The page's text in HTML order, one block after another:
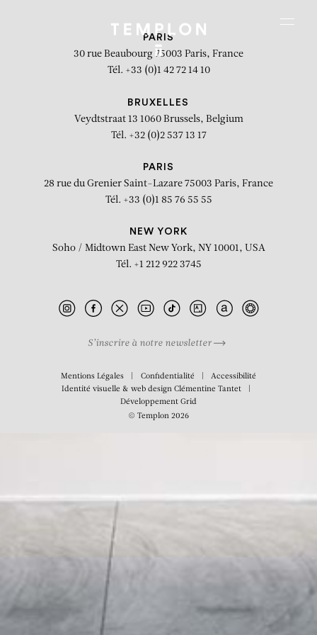
PARIS
30 rue Beaubourg 75003 Paris, France
Tél. +33 (0)1 42 72 14 10
BRUXELLES
Veydtstraat 13 1060 Brussels, Belgium
Tél. +32 (0)2 537 13 17
PARIS
28 rue du Grenier Saint-Lazare 75003 Paris, France
Tél. +33 (0)1 85 76 55 55
NEW YORK
Soho / Midtown East New York, NY 10001, USA
Tél. +1 212 922 3745
S’inscrire à notre newsletter
Mentions Légales Confidentialité
Accessibilité
Identité visuelle & web design Clémentine Tantet
Développement Grid
© Templon 2026